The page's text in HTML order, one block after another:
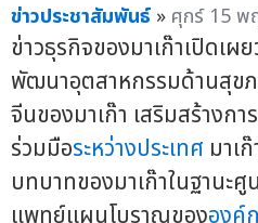
ข่าวประชาสัมพันธ์ » ศุกร์ 15 พ
ข่าวธุรกิจของมาเก๊าเปิดเผ
พัฒนาอุตสาหกรรมด้านสุข
จีนของมาเก๊า เสริมสร้างก
ร่วมมือระหว่างประเทศ มาเ
บทบาทของมาเก๊าในฐานะ
แพทย์แผนโบราณขององค์